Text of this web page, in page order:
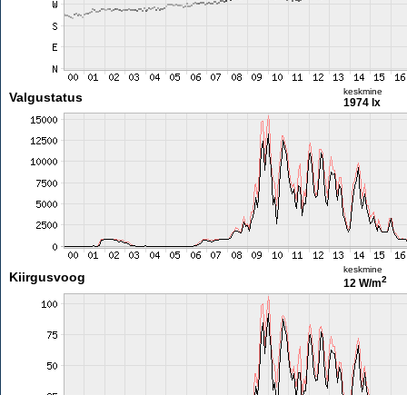
Valgustatus keskmine
1974 lx
Kiirgusvoog
keskmine
12 W/m2